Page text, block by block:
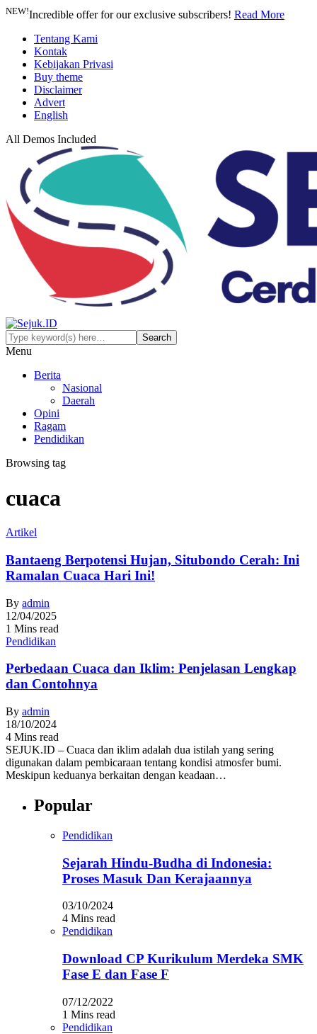
NEW!Incredible offer for our exclusive subscribers! Read More
Tentang Kami
Kontak
Kebijakan Privasi
Buy theme
Disclaimer
Advert
English
All Demos Included
Menu
Berita
Nasional
Daerah
Opini
Ragam
Pendidikan
Browsing tag
cuaca
Artikel
Bantaeng Berpotensi Hujan, Situbondo Cerah: Ini
Ramalan Cuaca Hari Ini!
By admin
12/04/2025
1 Mins read
Pendidikan
Perbedaan Cuaca dan Iklim: Penjelasan Lengkap
dan Contohnya
By admin
18/10/2024
4 Mins read
SEJUK.ID – Cuaca dan iklim adalah dua istilah yang sering
digunakan dalam pembicaraan tentang kondisi atmosfer bumi.
Meskipun keduanya berkaitan dengan keadaan…
Popular
Pendidikan
Sejarah Hindu-Budha di Indonesia:
Proses Masuk Dan Kerajaannya
03/10/2024
4 Mins read
Pendidikan
Download CP Kurikulum Merdeka SMK
Fase E dan Fase F
07/12/2022
1 Mins read
Pendidikan